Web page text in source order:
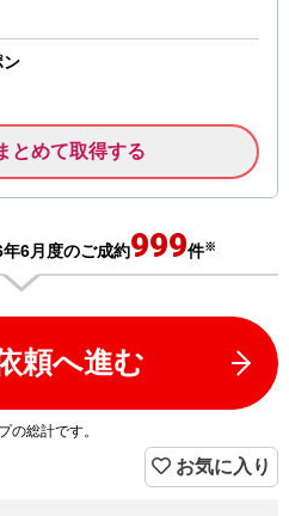
ン
とめて取得する
6月度のご成約999件※
頼へ進む
の総計です。
お気に入り